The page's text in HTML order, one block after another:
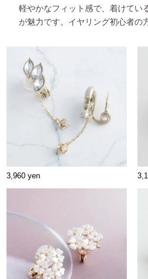
軽やかなフィット感で、着けてい
が魅力です。イヤリング初心者の
3,960 yen